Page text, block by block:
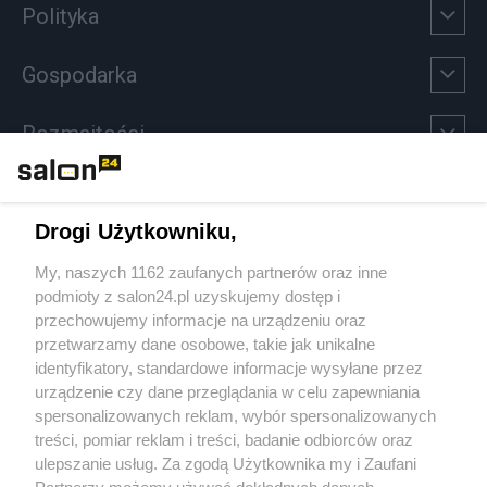
Polityka
Gospodarka
Rozmaitości
Sport
Społeczeństwo
Kultura
X Facebook Instagram Youtube
Drogi Użytkowniku,
My, naszych 1162 zaufanych partnerów oraz inne
podmioty z salon24.pl uzyskujemy dostęp i
przechowujemy informacje na urządzeniu oraz
przetwarzamy dane osobowe, takie jak unikalne
identyfikatory, standardowe informacje wysyłane przez
urządzenie czy dane przeglądania w celu zapewniania
spersonalizowanych reklam, wybór spersonalizowanych
treści, pomiar reklam i treści, badanie odbiorców oraz
ulepszanie usług. Za zgodą Użytkownika my i Zaufani